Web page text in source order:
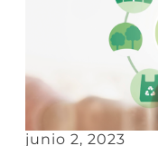
junio 2, 2023